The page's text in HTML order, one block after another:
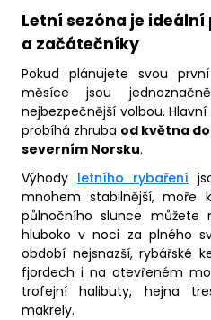
Letní sezóna je
a začátečníky
Pokud plánujete svou
měsíce jsou
nejbezpečnější volbou.
probíhá zhruba od května
severním Norsku.
Výhody letního rybaření
mnohem stabilnější, moře
půlnočního slunce
hluboko v noci za plného
období nejsnazší, rybářské
fjordech i na otevřeném
trofejní halibuty, hejna
makrely.